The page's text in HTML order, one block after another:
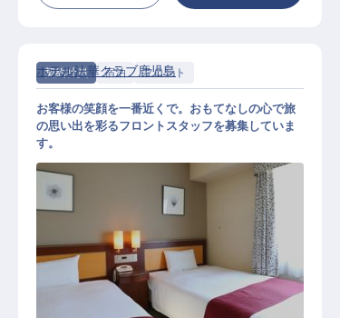
契約社員 宿泊 フロント
フロントスタッフ
ホテル法華クラブ鹿児島
お客様の笑顔を一番近くで。おもてなしの心で旅
の思い出を彩るフロントスタッフを募集していま
す。